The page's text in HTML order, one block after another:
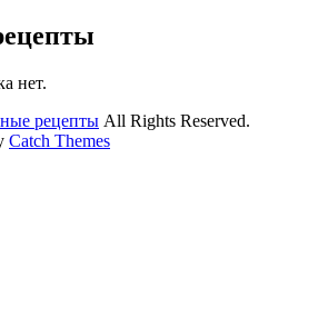
нет.
рецепты All Rights Reserved.
Catch Themes